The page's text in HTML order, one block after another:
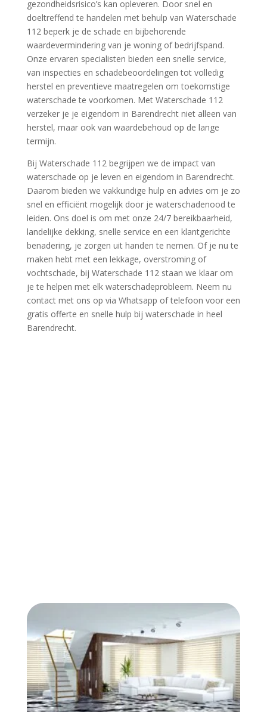
gezondheidsrisico’s kan opleveren.​ Door snel en
doeltreffend te handelen met behulp van Waterschade
112 beperk je de schade en bijbehorende
waardevermindering van je woning of bedrijfspand.​
Onze ervaren specialisten bieden een snelle service,
van inspecties en schadebeoordelingen tot volledig
herstel en preventieve maatregelen om toekomstige
waterschade te voorkomen.​ Met Waterschade 112
verzeker je je eigendom in Barendrecht niet alleen van
herstel, maar ook van waardebehoud op de lange
termijn.​
Bij Waterschade 112 begrijpen we de impact van
waterschade op je leven en eigendom in Barendrecht.​
Daarom bieden we vakkundige hulp en advies om je zo
snel en efficiënt mogelijk door je waterschadenood te
leiden.​ Ons doel is om met onze 24/7 bereikbaarheid,
landelijke dekking, snelle service en een klantgerichte
benadering, je zorgen uit handen te nemen.​ Of je nu te
maken hebt met een lekkage, overstroming of
vochtschade, bij Waterschade 112 staan we klaar om
je te helpen met elk waterschadeprobleem.​ Neem nu
contact met ons op via Whatsapp of telefoon voor een
gratis offerte en snelle hulp bij waterschade in heel
Barendrecht.​